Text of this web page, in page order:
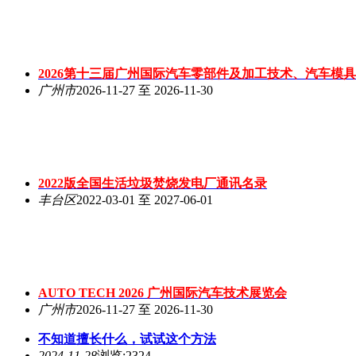
2026第十三届广州国际汽车零部件及加工技术、汽车模
广州市2026-11-27 至 2026-11-30
2022版全国生活垃圾焚烧发电厂通讯名录
丰台区2022-03-01 至 2027-06-01
AUTO TECH 2026 广州国际汽车技术展览会
广州市2026-11-27 至 2026-11-30
不知道擅长什么，试试这个方法